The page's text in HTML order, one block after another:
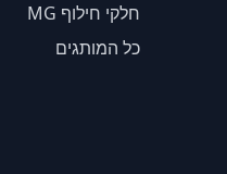
חלקי חילוף MG
כל המותגים